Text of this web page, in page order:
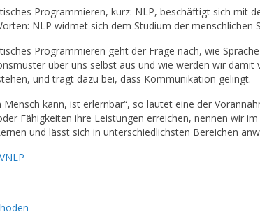
Programmieren, kurz: NLP, beschäftigt sich mit
NLP widmet sich dem Studium der menschlichen
Programmieren geht der Frage nach, wie
über uns selbst aus und wie werden wir
und trägt dazu bei, dass Kommunikation gelingt.
Mensch kann, ist erlernbar“, so lautet eine der
Fähigkeiten ihre Leistungen erreichen, nennen wir
und lässt sich in unterschiedlichsten Bereichen